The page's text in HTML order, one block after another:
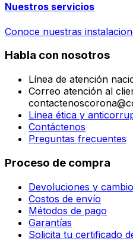
Nuestros servicios
Conoce nuestras
Habla con nosotros
Línea de atención
Correo atención al
Línea ética y
Contáctenos
Preguntas frecuentes
Proceso de compra
Devoluciones y
Costos de envío
Métodos de pago
Garantías
Solicita tu certificado